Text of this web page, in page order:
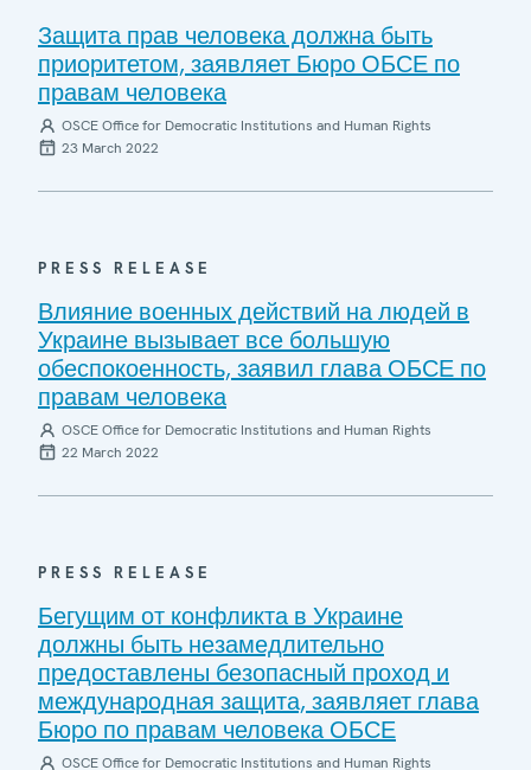
Защита прав человека должна быть
приоритетом, заявляет Бюро ОБСЕ по
правам человека
OSCE Office for Democratic Institutions and Human Rights
23 March 2022
PRESS RELEASE
Влияние военных действий на людей в
Украине вызывает все большую
обеспокоенность, заявил глава ОБСЕ по
правам человека
OSCE Office for Democratic Institutions and Human Rights
22 March 2022
PRESS RELEASE
Бегущим от конфликта в Украине
должны быть незамедлительно
предоставлены безопасный проход и
международная защита, заявляет глава
Бюро по правам человека ОБСЕ
OSCE Office for Democratic Institutions and Human Rights